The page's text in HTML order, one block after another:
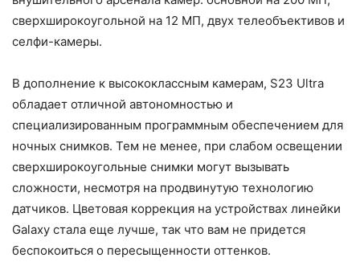
сверхширокоугольной на 12 МП, двух телеобъективов и
селфи-камеры.
В дополнение к высококлассным камерам, S23 Ultra
обладает отличной автономностью и
специализированным программным обеспечением для
ночных снимков. Тем не менее, при слабом освещении
сверхширокоугольные снимки могут вызывать
сложности, несмотря на продвинутую технологию
датчиков. Цветовая коррекция на устройствах линейки
Galaxy стала еще лучше, так что вам не придется
беспокоиться о пересыщенности оттенков.